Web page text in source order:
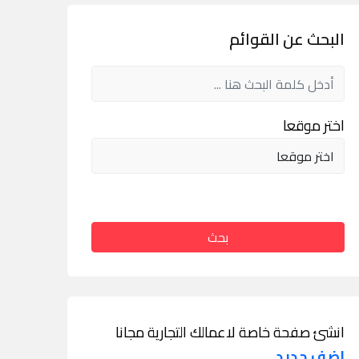
البحث عن القوائم
اختر موقعا
بحث
انشئ صفحة خاصة لاعمالك التجارية مجانا